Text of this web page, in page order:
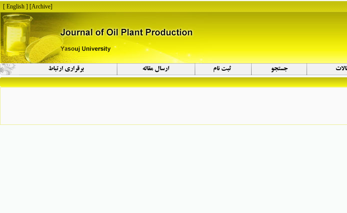
[
Archive
]
[ English ]